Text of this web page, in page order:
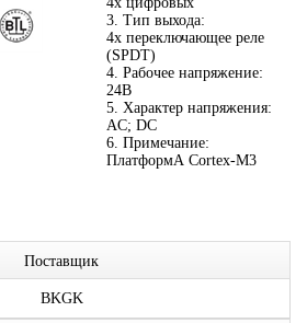
3. Тип выхода:
4x переключающее реле
(SPDT)
4. Рабочее напряжение:
24В
5. Характер напряжения:
AC; DC
6. Примечание:
ПлатформА Cortex-M3
Поставщик
BKGK